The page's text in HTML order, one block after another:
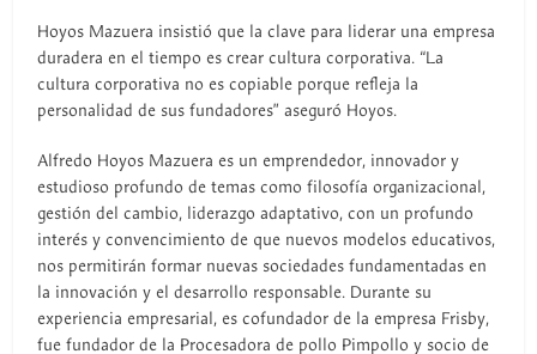
Hoyos Mazuera insistió que la clave para liderar una empresa
duradera en el tiempo es crear cultura corporativa. “La
cultura corporativa no es copiable porque refleja la
personalidad de sus fundadores” aseguró Hoyos.
Alfredo Hoyos Mazuera es un emprendedor, innovador y
estudioso profundo de temas como filosofía organizacional,
gestión del cambio, liderazgo adaptativo, con un profundo
interés y convencimiento de que nuevos modelos educativos,
nos permitirán formar nuevas sociedades fundamentadas en
la innovación y el desarrollo responsable. Durante su
experiencia empresarial, es cofundador de la empresa Frisby,
fue fundador de la Procesadora de pollo Pimpollo y socio de